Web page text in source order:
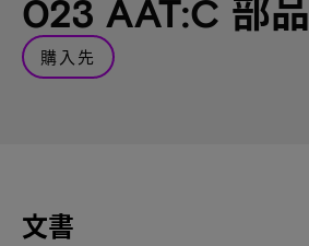
023 AAT:C 部品
購入先
文書